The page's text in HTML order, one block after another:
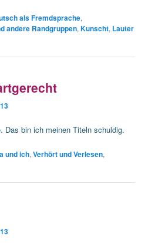
als Fremdsprache,
andere Randgruppen,Kunscht, Lauter
Das bin ich meinen Titeln schuldig.
und ich,Verhört und Verlesen,